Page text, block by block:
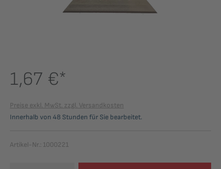
1,67 €*
Preise exkl. MwSt. zzgl. Versandkosten
Innerhalb von 48 Stunden für Sie bearbeitet.
Artikel-Nr.: 1000221